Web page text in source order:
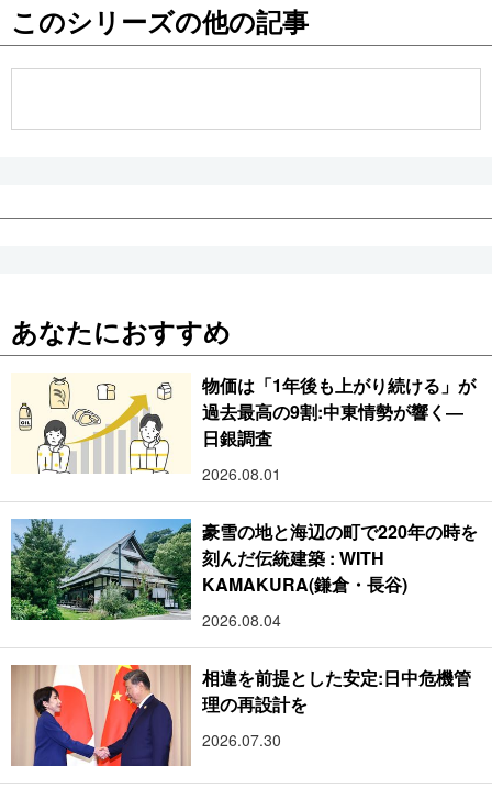
このシリーズの他の記事
あなたにおすすめ
物価は「1年後も上がり続ける」が
過去最高の9割:中東情勢が響く―
日銀調査
2026.08.01
豪雪の地と海辺の町で220年の時を
刻んだ伝統建築 : WITH
KAMAKURA(鎌倉・長谷)
2026.08.04
相違を前提とした安定:日中危機管
理の再設計を
2026.07.30